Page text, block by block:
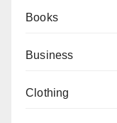
Books
Business
Clothing